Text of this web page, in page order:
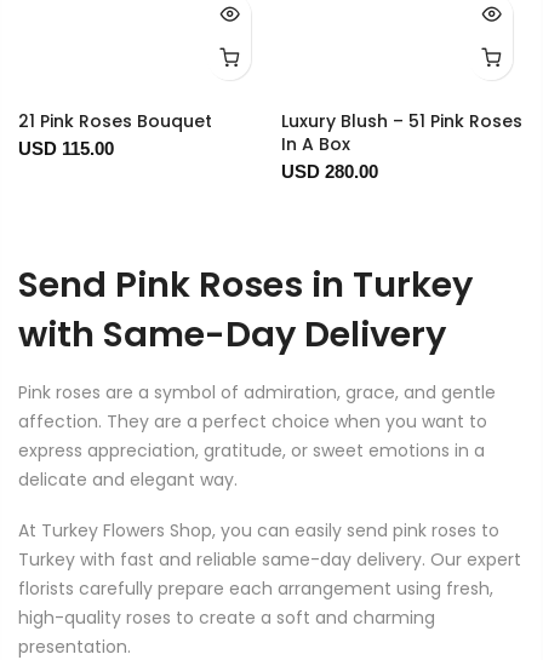
21 Pink Roses Bouquet
USD 115.00
Luxury Blush – 51 Pink Roses
In A Box
USD 280.00
Send Pink Roses in Turkey
with Same-Day Delivery
Pink roses are a symbol of admiration, grace, and gentle
affection. They are a perfect choice when you want to
express appreciation, gratitude, or sweet emotions in a
delicate and elegant way.
At Turkey Flowers Shop, you can easily send pink roses to
Turkey with fast and reliable same-day delivery. Our expert
florists carefully prepare each arrangement using fresh,
high-quality roses to create a soft and charming
presentation.